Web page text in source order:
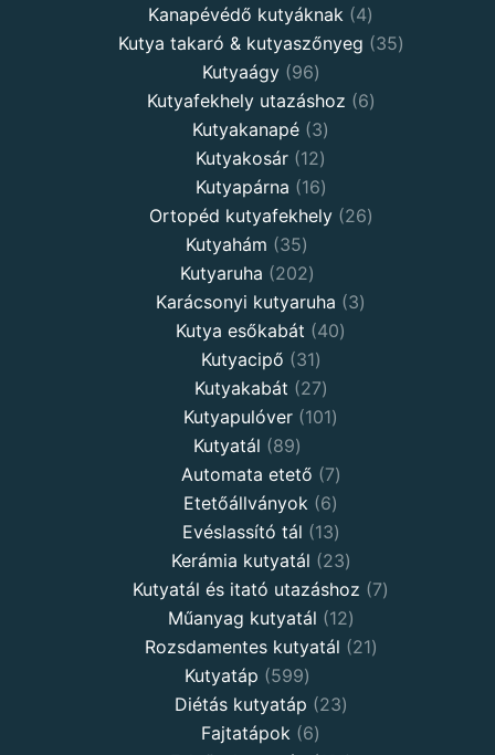
Kanapévédő kutyáknak
4
Kutya takaró & kutyaszőnyeg
35
Kutyaágy
96
Kutyafekhely utazáshoz
6
Kutyakanapé 3
Kutyakosár 12
Kutyapárna
16
Ortopéd kutyafekhely
26
Kutyahám
35
Kutyaruha
202
Karácsonyi kutyaruha
3
Kutya esőkabát
40
Kutyacipő
31
Kutyakabát
27
Kutyapulóver 101
Kutyatál
89
Automata etető
7
Etetőállványok
6
Evéslassító tál
13
Kerámia kutyatál
23
Kutyatál és itató utazáshoz
7
Műanyag kutyatál
12
Rozsdamentes kutyatál
21
Kutyatáp
599
Diétás kutyatáp
23
Fajtatápok
6